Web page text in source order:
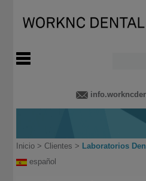
Inicio> Clientes > Laboratorios
español